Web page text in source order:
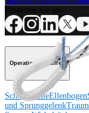
Operationsverfahren
SchulterKnieEllenbogen
und Sprunggelenk